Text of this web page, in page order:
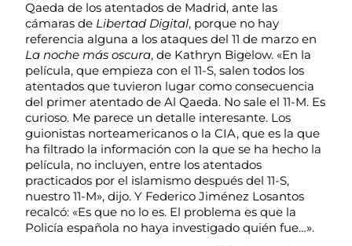
Qaeda de los atentados de Madrid, ante las
cámaras de Libertad Digital, porque no hay
referencia alguna a los ataques del 11 de marzo en
La noche más oscura, de Kathryn Bigelow. «En la
película, que empieza con el 11-S, salen todos los
atentados que tuvieron lugar como consecuencia
del primer atentado de Al Qaeda. No sale el 11-M. Es
curioso. Me parece un detalle interesante. Los
guionistas norteamericanos o la CIA, que es la que
ha filtrado la información con la que se ha hecho la
película, no incluyen, entre los atentados
practicados por el islamismo después del 11-S,
nuestro 11-M», dijo. Y Federico Jiménez Losantos
recalcó: «Es que no lo es. El problema es que la
Policía española no haya investigado quién fue…».